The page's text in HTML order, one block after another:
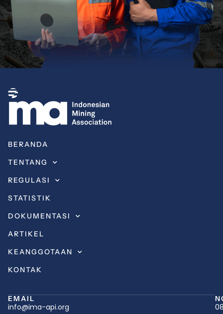
BERANDA
TENTANG
REGULASI
STATISTIK
DOKUMENTASI
ARTIKEL
KEANGGOTAAN
KONTAK
EMAIL
info@ima-api.org